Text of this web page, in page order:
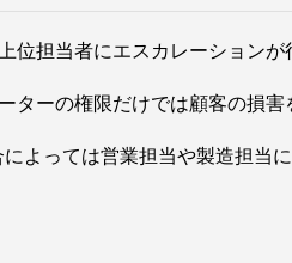
担当者にエスカレーションが
ーの権限だけでは顧客の損害
よっては営業担当や製造担当